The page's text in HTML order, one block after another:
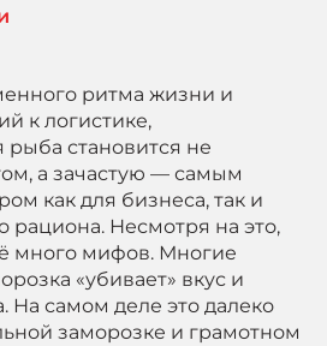
ритма жизни и
к логистике,
становится не
а зачастую — самым
как для бизнеса, так и
рациона. Несмотря на это,
много мифов. Многие
«убивает» вкус и
На самом деле это далеко
заморозке и грамотном